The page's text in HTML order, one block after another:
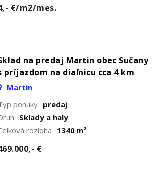
€/m2/mes.
na predaj Martin obec Sučany
príjazdom na diaľnicu cca 4 km
Martin
ponuky predaj
Sklady a haly
rozloha 1340 m²
€